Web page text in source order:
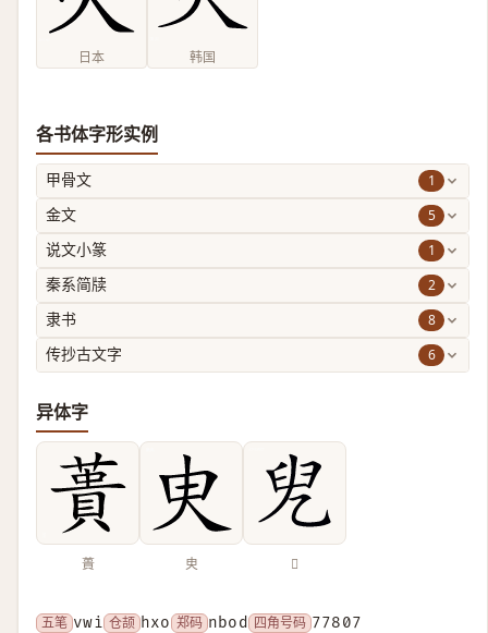
日本 韩国
各书体字形实例
甲骨文 1
金文 5
说文小篆 1
秦系简牍 2
隶书 8
传抄古文字 6
异体字
蕢 㬰 𠒍
五笔 vwi 仓颉 hxo 郑码 nbod 四角号码 77807